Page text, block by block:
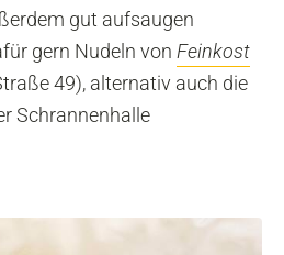
gut aufsaugen
gern Nudeln von Feinkost
49), alternativ auch die
Schrannenhalle